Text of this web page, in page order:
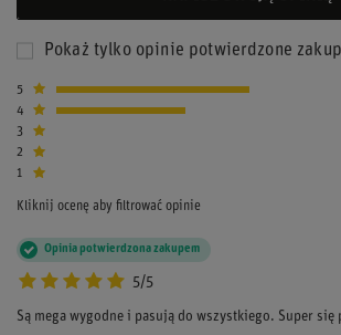
Pokaż tylko opinie potwierdzone
5
4
3
2
1
Kliknij ocenę aby filtrować opinie
5/5
Opinia potwierdzona zakupem
Są mega wygodne i pasują do wszystkiego. Super się